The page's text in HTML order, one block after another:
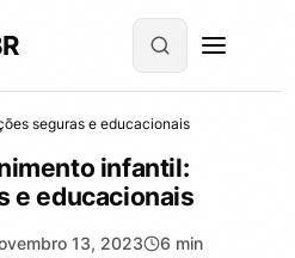
seguras e educacionais
infantil:
e educacionais
13, 2023 6 min